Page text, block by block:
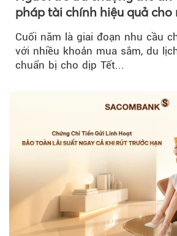
pháp tài chính hiệu quả cho
tiêu cuối năm
Cuối năm là giai đoạn nhu cầu
với nhiều khoản mua sắm, du
chuẩn bị cho dịp Tết...